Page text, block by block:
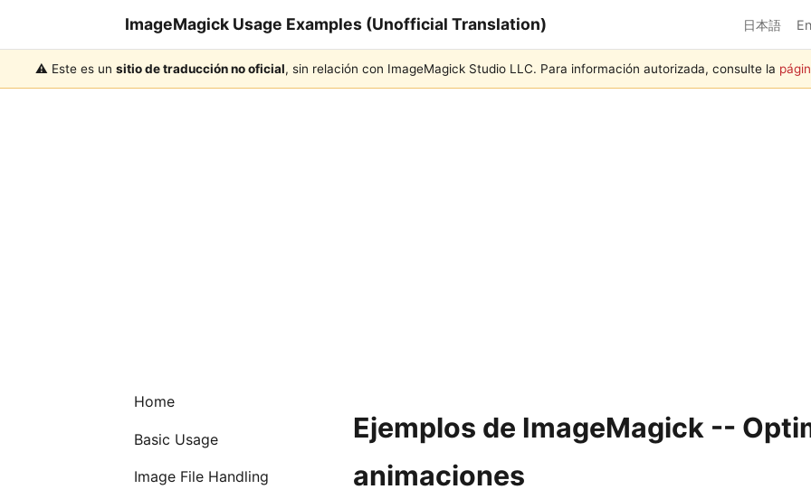
ImageMagick Usage Examples (Unofficial Translation) 日本語
⚠️ Este es un sitio de traducción no oficial, sin relación con ImageMagick Studio LLC. Para información autorizada, consulte la
Home
Basic Usage
Image File Handling
Ejemplos de ImageMagick --
animaciones